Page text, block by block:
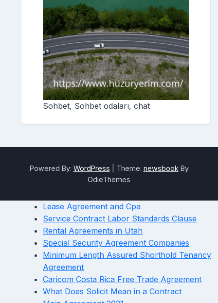
Sohbet, Sohbet odaları, chat
Powered By: WordPress Theme: newsbook By
OdieThemes
Lease Agreement and Cpa
Service Contract Labor Standards Clause
Rental Agreements in Utah
Special Security Agreement Companies
Minimum Length Assured Shorthold Tenancy
Agreement
Caricom Costa Rica Free Trade Agreement
What Does Solicit Mean in a Contract